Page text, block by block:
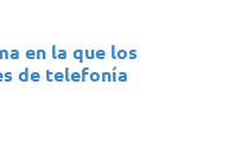
en la que los
de telefonía